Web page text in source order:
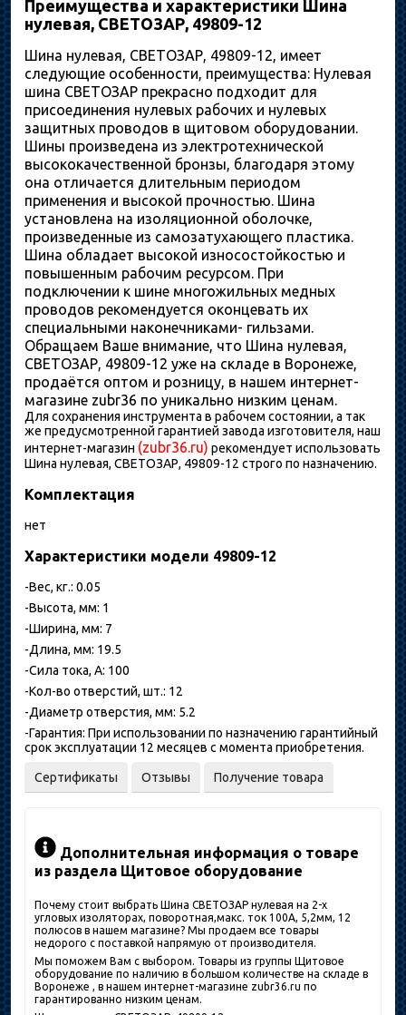
Преимущества и характеристики Шина
нулевая, СВЕТОЗАР, 49809-12
Шина нулевая, СВЕТОЗАР, 49809-12, имеет
следующие особенности, преимущества: Нулевая
шина СВЕТОЗАР прекрасно подходит для
присоединения нулевых рабочих и нулевых
защитных проводов в щитовом оборудовании.
Шины произведена из электротехнической
высококачественной бронзы, благодаря этому
она отличается длительным периодом
применения и высокой прочностью. Шина
установлена на изоляционной оболочке,
произведенные из самозатухающего пластика.
Шина обладает высокой износостойкостью и
повышенным рабочим ресурсом. При
подключении к шине многожильных медных
проводов рекомендуется оконцевать их
специальными наконечниками- гильзами.
Обращаем Ваше внимание, что Шина нулевая,
СВЕТОЗАР, 49809-12 уже на складе в Воронеже,
продаётся оптом и розницу, в нашем интернет-
магазине zubr36 по уникально низким ценам.
Для сохранения инструмента в рабочем состоянии, а так
же предусмотренной гарантией завода изготовителя, наш
интернет-магазин (zubr36.ru) рекомендует использовать
Шина нулевая, СВЕТОЗАР, 49809-12 строго по назначению.
Комплектация
нет
Характеристики модели 49809-12
-Вес, кг.: 0.05
-Высота, мм: 1
-Ширина, мм: 7
-Длина, мм: 19.5
-Сила тока, А: 100
-Кол-во отверстий, шт.: 12
-Диаметр отверстия, мм: 5.2
-Гарантия: При использовании по назначению гарантийный
срок эксплуатации 12 месяцев с момента приобретения.
Сертификаты Отзывы Получение товара
Дополнительная информация о товаре
из раздела Щитовое оборудование
Почему стоит выбрать Шина СВЕТОЗАР нулевая на 2-х
угловых изоляторах, поворотная,макс. ток 100А, 5,2мм, 12
полюсов в нашем магазине? Мы продаем все товары
недорого с поставкой напрямую от производителя.
Мы поможем Вам с выбором. Товары из группы Щитовое
оборудование по наличию в большом количестве на складе в
Воронеже , в нашем интернет-магазине zubr36.ru по
гарантированно низким ценам.